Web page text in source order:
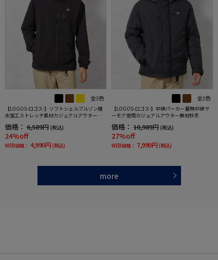
全3色
【LOGOS-ロゴス-】ソフトシェルブルゾン撥
水加工ストレッチ素材カジュアルアウター無
価格： 6,589円 (税込)
24%off
WEB価格： 4,990円 (税込)
全2色
【LOGOS-ロゴス-】中綿パーカー蓄熱中綿サ
ーモア使用カジュアルアウター無地秋冬
価格： 10,989円 (税込)
27%off
WEB価格： 7,990円 (税込)
more